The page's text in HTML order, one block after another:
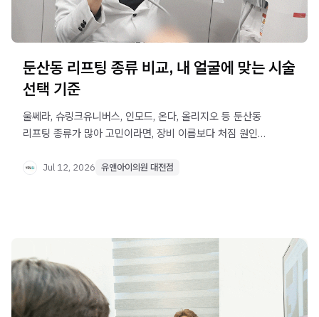
둔산동 리프팅 종류 비교, 내 얼굴에 맞는 시술
선택 기준
울쎄라, 슈링크유니버스, 인모드, 온다, 올리지오 등 둔산동
리프팅 종류가 많아 고민이라면, 장비 이름보다 처짐 원인을
선택 기준을 확인해보세요.
Jul 12, 2026 유앤아이의원 대전점